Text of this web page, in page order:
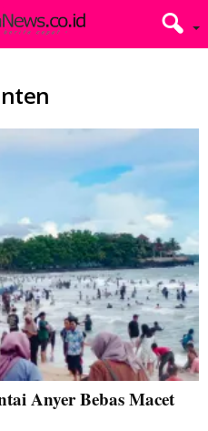
Anyer Bebas Macet